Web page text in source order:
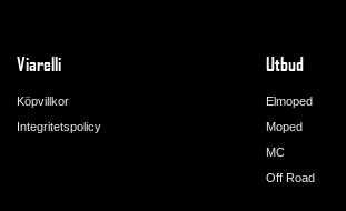
Viarelli
Köpvillkor
Integritetspolicy
Utbud
Elmoped
Moped
MC
Off Road